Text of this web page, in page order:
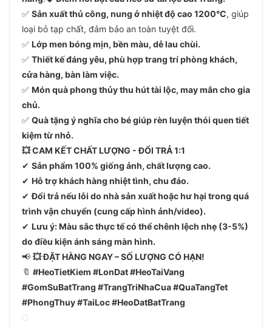
✅ Sản xuất thủ công, nung ở nhiệt độ cao 1200°C, giúp
loại bỏ tạp chất, đảm bảo an toàn tuyệt đối.
✅ Lớp men bóng mịn, bền màu, dễ lau chùi.
✅ Thiết kế đáng yêu, phù hợp trang trí phòng khách,
cửa hàng, bàn làm việc.
✅ Món quà phong thủy thu hút tài lộc, may mắn cho gia
chủ.
✅ Quà tặng ý nghĩa cho bé giúp rèn luyện thói quen tiết
kiệm từ nhỏ.
💥 CAM KẾT CHẤT LƯỢNG - ĐỔI TRẢ 1:1
✔ Sản phẩm 100% giống ảnh, chất lượng cao.
✔ Hỗ trợ khách hàng nhiệt tình, chu đáo.
✔Đổi trả nếu lỗi do nhà sản xuất hoặc hư hại trong quá
trình vận chuyển (cung cấp hình ảnh/video).
✔ Lưu ý: Màu sắc thực tế có thể chênh lệch nhẹ (3-5%)
do điều kiện ánh sáng màn hình.
📢 💥 ĐẶT HÀNG NGAY – SỐ LƯỢNG CÓ HẠN!
🔖 #HeoTietKiem #LonDat #HeoTaiVang
#GomSuBatTrang #TrangTriNhaCua #QuaTangTet
#PhongThuy #TaiLoc #HeoDatBatTrang